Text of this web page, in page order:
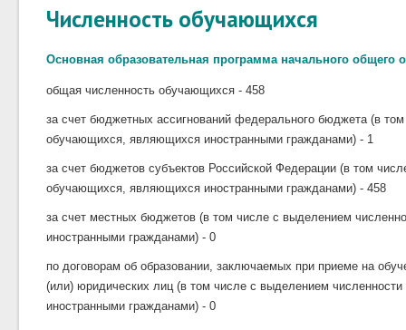
Численность обучающихся
Основная образовательная программа начального общего
общая численность обучающихся - 458
за счет бюджетных ассигнований федерального бюджета (в
обучающихся, являющихся иностранными гражданами) - 1
за счет бюджетов субъектов Российской Федерации (в том
обучающихся, являющихся иностранными гражданами) - 458
за счет местных бюджетов (в том числе с выделением
иностранными гражданами) - 0
по договорам об образовании, заключаемых при приеме на
(или) юридических лиц (в том числе с выделением
иностранными гражданами) - 0